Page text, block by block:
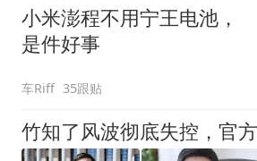
小米澎程不用宁王电池，
是件好事
车Riff 35跟贴